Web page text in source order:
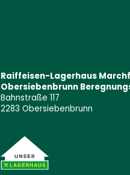
Raiffeisen-Lagerhaus
Obersiebenbrunn
Bahnstraße 117
2283 Obersiebenbrunn